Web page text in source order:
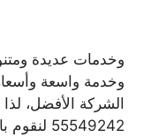
وخدمات عديدة
وخدمة واسعة
الشركة الأفضل، لذا
55549242